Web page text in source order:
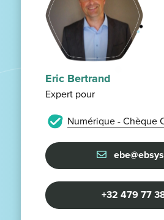
Eric Bertrand
Expert pour
Numérique - Chèque
+32 479 77